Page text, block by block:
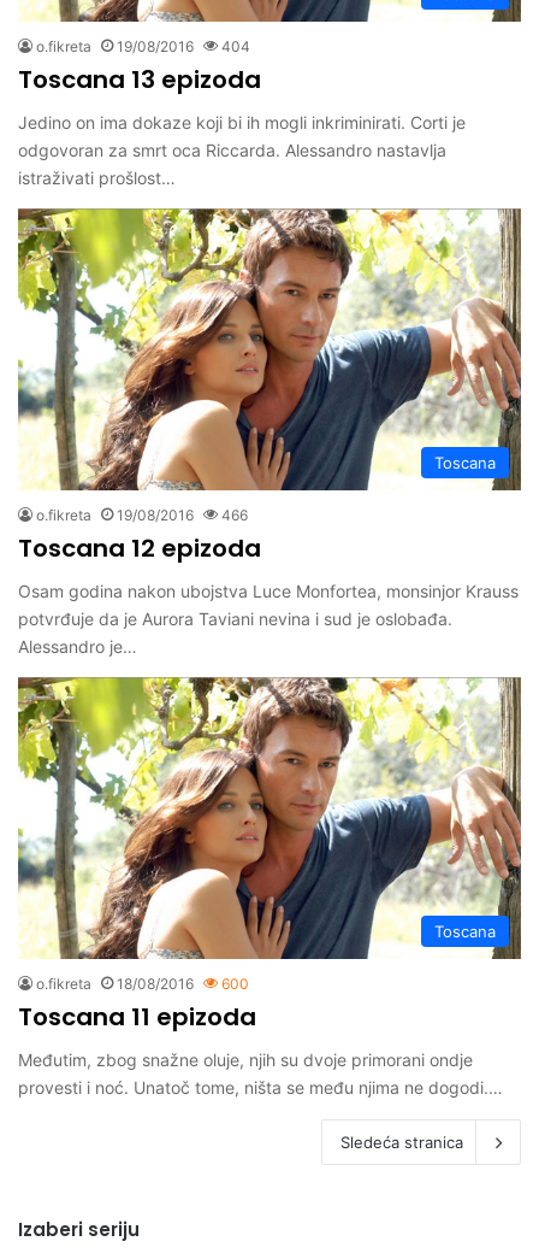
o.fikreta 19/08/2016 404
Toscana 13 epizoda
Jedino on ima dokaze koji bi ih mogli inkriminirati. Corti je
odgovoran za smrt oca Riccarda. Alessandro nastavlja
istraživati prošlost…
Toscana
o.fikreta 19/08/2016 466
Toscana 12 epizoda
Osam godina nakon ubojstva Luce Monfortea, monsinjor Krauss
potvrđuje da je Aurora Taviani nevina i sud je oslobađa.
Alessandro je…
Toscana
o.fikreta 18/08/2016 600
Toscana 11 epizoda
Međutim, zbog snažne oluje, njih su dvoje primorani ondje
provesti i noć. Unatoč tome, ništa se među njima ne dogodi.…
Sledeća stranica
Izaberi seriju